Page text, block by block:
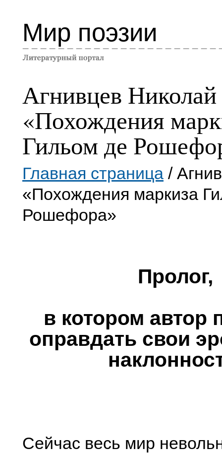
Мир поэзии
Агнивцев Николай
«Похождения
Гильом де
Главная страница /
«Похождения маркиза
Рошефора»
Пролог,
в котором автор
оправдать свои
Сейчас весь мир